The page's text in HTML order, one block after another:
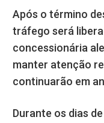
Após o término
tráfego será
concessionária
manter atenção
continuarão em
Durante os dias